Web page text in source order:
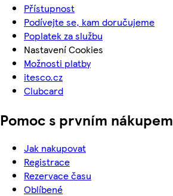
Přístupnost
Podívejte se, kam doručujeme
Poplatek za službu
Nastavení Cookies
Možnosti platby
itesco.cz
Clubcard
Pomoc s prvním nákupem
Jak nakupovat
Registrace
Rezervace času
Oblíbené